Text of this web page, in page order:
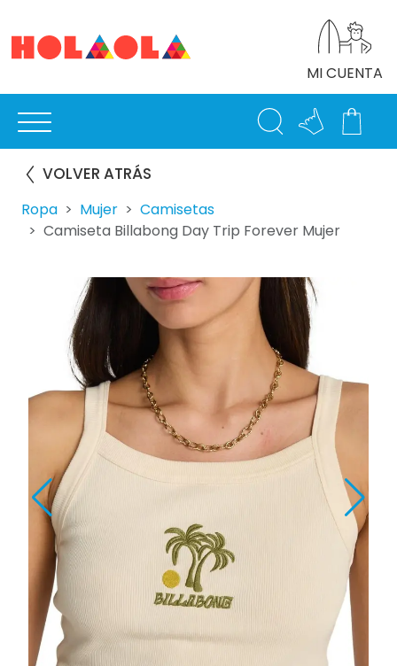
MI CUENTA
VOLVER ATRÁS
Ropa Mujer
Camisetas
Camiseta Billabong Day Trip Forever Mujer